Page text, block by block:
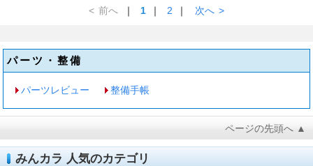
< 前へ ｜ 1 ｜ 2 ｜ 次へ >
パーツ・整備
パーツレビュー 整備手帳
ページの先頭へ ▲
みんカラ 人気のカテゴリ